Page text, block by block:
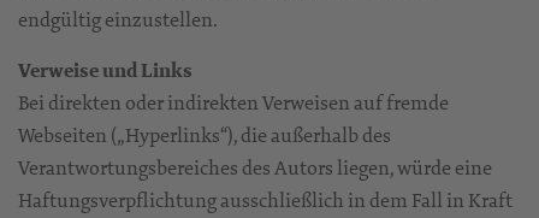
endgültig einzustellen.
Verweise und Links
Bei direkten oder indirekten Verweisen auf fremde
Webseiten („Hyperlinks“), die außerhalb des
Verantwortungsbereiches des Autors liegen, würde eine
Haftungsverpflichtung ausschließlich in dem Fall in Kraft